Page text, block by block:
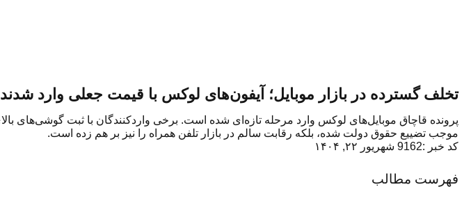
تخلف گسترده در بازار موبایل؛ آیفون‌های لوکس با قیمت جعلی وارد شدند
موجب تضییع حقوق دولت شده، بلکه رقابت سالم در بازار تلفن همراه را نیز بر هم زده است.
کد خبر :9162
شهریور ۲۲, ۱۴۰۴
فهرست مطالب